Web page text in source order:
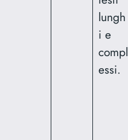
lungh
i e
compl
essi.